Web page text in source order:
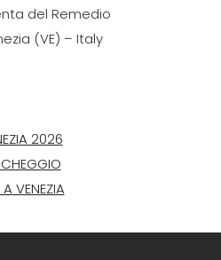
del Remedio
(VE) – Italy
2026
VENEZIA